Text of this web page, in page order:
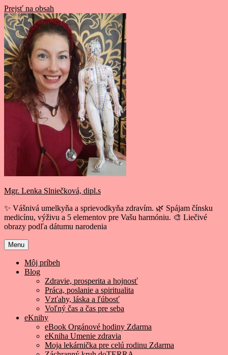
Prejsť na obsah
Mgr. Lenka Slniečková, dipl.s
✨ Vášnivá umelkyňa a sprievodkyňa zdravím. 🌿 Spájam čínsku
medicínu, výživu a 5 elementov pre Vašu harmóniu. 🎨 Liečivé
obrazy podľa dátumu narodenia
Menu
Môj príbeh
Blog
Zdravie, prosperita a hojnosť
Práca, poslanie a spiritualita
Vzťahy, láska a ľúbosť
Voľný čas a čas pre seba
eKnihy
eBook Orgánové hodiny Zdarma
eKniha Umenie zdravia
Moja lekárnička pre celú rodinu Zdarma